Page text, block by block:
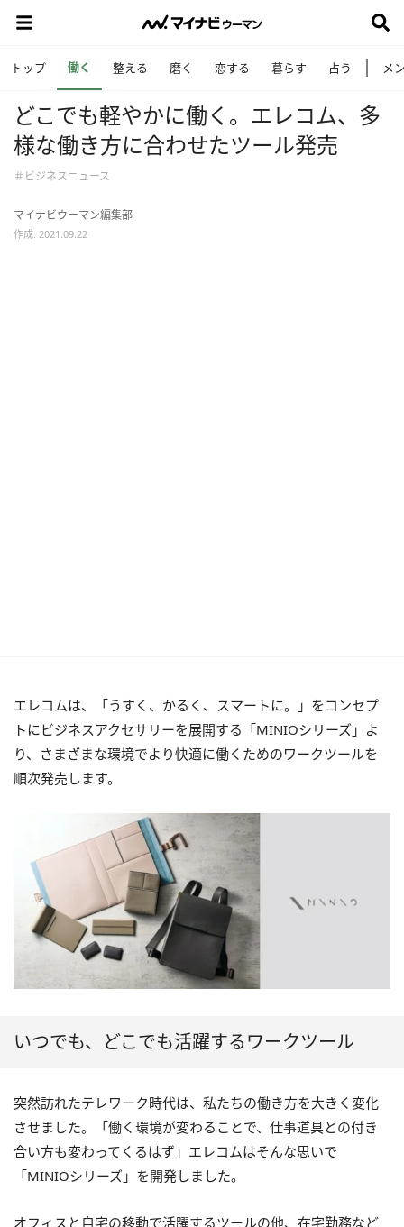
トップ 働く 整える 磨く 恋する 暮らす 占う メ
どこでも軽やかに働く。エレコム、多
様な働き方に合わせたツール発売
＃ビジネスニュース
マイナビウーマン編集部
作成: 2021.09.22
エレコムは、「うすく、かるく、スマートに。」をコンセプ
トにビジネスアクセサリーを展開する「MINIOシリーズ」よ
り、さまざまな環境でより快適に働くためのワークツールを
順次発売します。
いつでも、どこでも活躍するワークツール
突然訪れたテレワーク時代は、私たちの働き方を大きく変化
させました。「働く環境が変わることで、仕事道具との付き
合い方も変わってくるはず」エレコムはそんな思いで
「MINIOシリーズ」を開発しました。
オフィスと自宅の移動で活躍するツールの他、在宅勤務など